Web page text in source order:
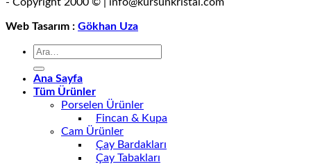
Web Tasarım : Gökhan Uza
Ana Sayfa
Tüm Ürünler
Porselen Ürünler
Fincan & Kupa
Cam Ürünler
Çay Bardakları
Çay Tabakları